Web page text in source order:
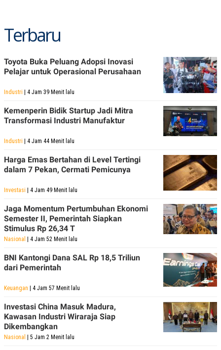
K
G
D
I
A
I
SITEMAP PROFILE TERM
OF
PEDOMAN
PEMBERITAAN
PRIVACY
Terbaru
Toyota Buka Peluang Adopsi Inovasi
Pelajar untuk Operasional Perusahaan
Industri | 4 Jam 39 Menit lalu
Kemenperin Bidik Startup Jadi Mitra
Transformasi Industri Manufaktur
Industri | 4 Jam 44 Menit lalu
Harga Emas Bertahan di Level Tertingi
dalam 7 Pekan, Cermati Pemicunya
Investasi | 4 Jam 49 Menit lalu
Jaga Momentum Pertumbuhan Ekonomi
Semester II, Pemerintah Siapkan
Stimulus Rp 26,34 T
Nasional | 4 Jam 52 Menit lalu
BNI Kantongi Dana SAL Rp 18,5 Triliun
dari Pemerintah
Keuangan | 4 Jam 57 Menit lalu
Investasi China Masuk Madura,
Kawasan Industri Wiraraja Siap
Dikembangkan
Nasional | 5 Jam 2 Menit lalu